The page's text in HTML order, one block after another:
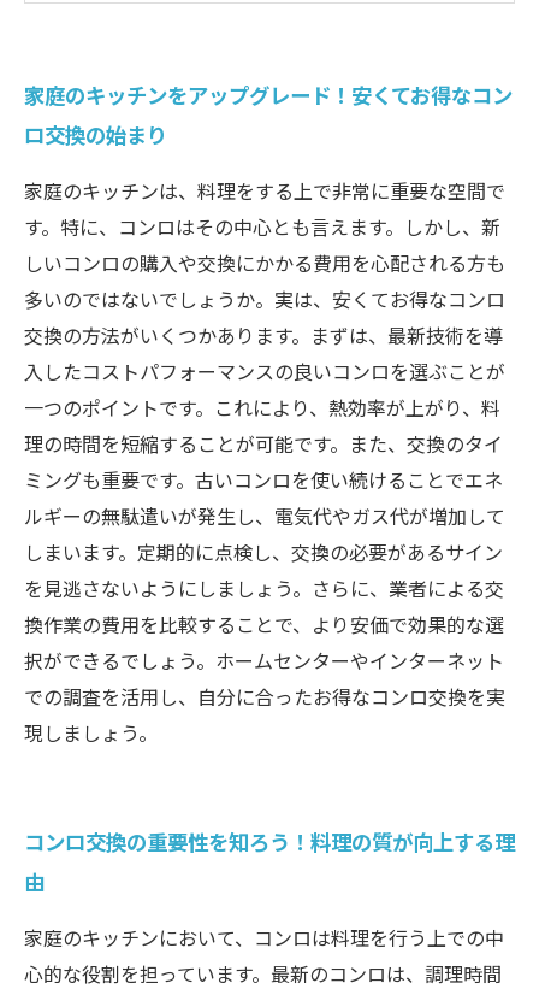
チンを守る
コンロ交換の効果的な費用対効果とは？
安くて快適なキッチン作りを実現するコンロ交
換の実例
満足のいくコンロ選択！成功するための最終チ
ェックリスト
家庭のキッチンをアップグレード！安くてお得なコン
ロ交換の始まり
家庭のキッチンは、料理をする上で非常に重要な空間で
す。特に、コンロはその中心とも言えます。しかし、新
しいコンロの購入や交換にかかる費用を心配される方も
多いのではないでしょうか。実は、安くてお得なコンロ
交換の方法がいくつかあります。まずは、最新技術を導
入したコストパフォーマンスの良いコンロを選ぶことが
一つのポイントです。これにより、熱効率が上がり、料
理の時間を短縮することが可能です。また、交換のタイ
ミングも重要です。古いコンロを使い続けることでエネ
ルギーの無駄遣いが発生し、電気代やガス代が増加して
しまいます。定期的に点検し、交換の必要があるサイン
を見逃さないようにしましょう。さらに、業者による交
換作業の費用を比較することで、より安価で効果的な選
択ができるでしょう。ホームセンターやインターネット
での調査を活用し、自分に合ったお得なコンロ交換を実
現しましょう。
コンロ交換の重要性を知ろう！料理の質が向上する理
由
家庭のキッチンにおいて、コンロは料理を行う上での中
心的な役割を担っています。最新のコンロは、調理時間